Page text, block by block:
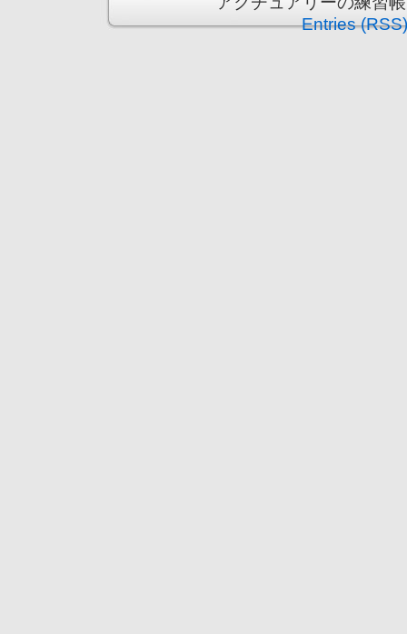
Entries (RSS)